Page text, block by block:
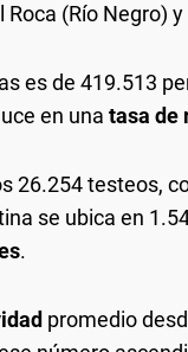
(Río Negro)
es de 419.513
en una tasa de
26.254 testeos,
se ubica en
.
promedio